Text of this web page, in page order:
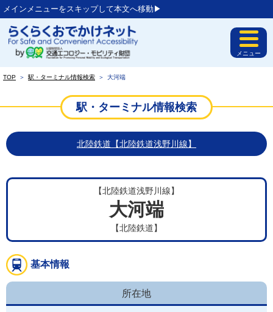
メインメニューをスキップして本文へ移動▶︎
メニュー
TOP ＞ 駅・ターミナル情報検索 ＞ 大河端
駅・ターミナル情報検索
北陸鉄道【北陸鉄道浅野川線】
【北陸鉄道浅野川線】
大河端
【北陸鉄道】
基本情報
所在地